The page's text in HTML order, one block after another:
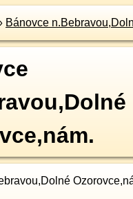
Bánovce